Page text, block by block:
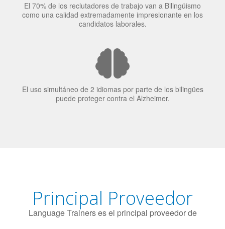
El 70% de los reclutadores de trabajo van a Bilingüismo
como una calidad extremadamente impresionante en los
candidatos laborales.
El uso simultáneo de 2 idiomas por parte de los bilingües
puede proteger contra el Alzheimer.
Principal Proveedor
Language Trainers es el principal proveedor de